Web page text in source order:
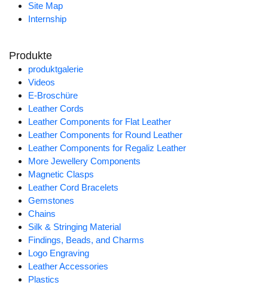
Site Map
Internship
Produkte
produktgalerie
Videos
E-Broschüre
Leather Cords
Leather Components for Flat Leather
Leather Components for Round Leather
Leather Components for Regaliz Leather
More Jewellery Components
Magnetic Clasps
Leather Cord Bracelets
Gemstones
Chains
Silk & Stringing Material
Findings, Beads, and Charms
Logo Engraving
Leather Accessories
Plastics